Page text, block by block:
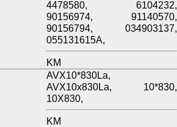
4478580, 6104232,
90156974, 91140570,
90156794, 034903137,
055131615A,
KM
AVX10*830La,
AVX10x830La, 10*830,
10X830,
KM